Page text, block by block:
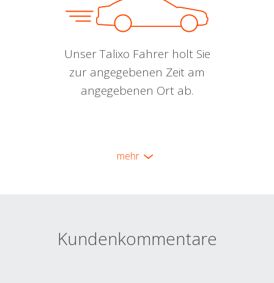
Unser Talixo Fahrer holt Sie
zur angegebenen Zeit am
angegebenen Ort ab.
mehr
Kundenkommentare